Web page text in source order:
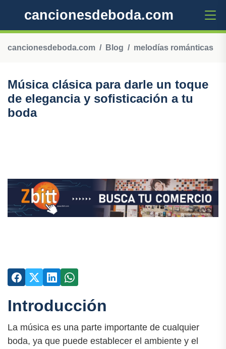
cancionesdeboda.com
cancionesdeboda.com Blog melodías románticas
Música clásica para darle un toque
de elegancia y sofisticación a tu
boda
Introducción
La música es una parte importante de cualquier
boda, ya que puede establecer el ambiente y el